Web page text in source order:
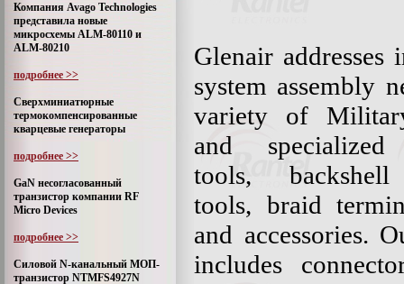
Компания Avago Technologies
представила новые
микросхемы ALM-80110 и
ALM-80210
подробнее >>
Сверхминиатюрные
термокомпенсированные
кварцевые генераторы
подробнее >>
GaN несогласованный
транзистор компании RF
Micro Devices
подробнее >>
Силовой N-канальный МОП-
транзистор NTMFS4927N
Glenair addresses
system assembly
variety of
and specialized
tools, backshell
tools, braid
and accessories.
includes